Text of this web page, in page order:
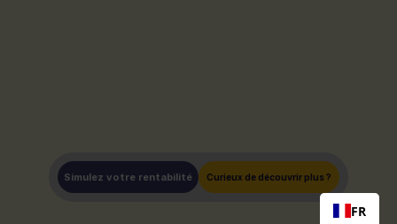
Simulez votre rentabilité Curieux de découvrir plus ?
FR